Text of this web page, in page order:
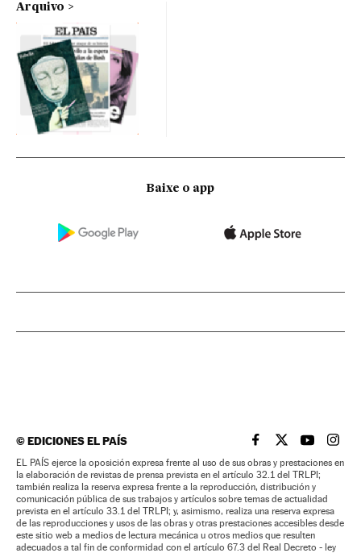
Arquivo
Baixe o app
©EDICIONES EL PAÍS EL PAÍS BRASIL EN
EL PAÍSEL PAÍS
EL
EL PAÍS ejerce la oposición expresa frente al uso de sus obras y prestaciones en
la elaboración de revistas de prensa prevista en el artículo 32.1 del TRLPI;
también realiza la reserva expresa frente a la reproducción, distribución y
comunicación pública de sus trabajos y artículos sobre temas de actualidad
prevista en el artículo 33.1 del TRLPI; y, asimismo, realiza una reserva expresa
de las reproducciones y usos de las obras y otras prestaciones accesibles desde
este sitio web a medios de lectura mecánica u otros medios que resulten
adecuados a tal fin de conformidad con el artículo 67.3 del Real Decreto - ley